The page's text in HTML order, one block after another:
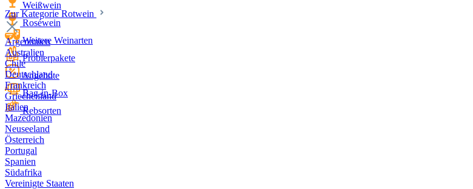
Weißwein
Roséwein
Weitere Weinarten
Probierpakete
Angebote
Bag-in-Box
Rebsorten
Zur Kategorie Rotwein
Argentinien
Australien
Chile
Deutschland
Frankreich
Griechenland
Italien
Mazedonien
Neuseeland
Österreich
Portugal
Spanien
Südafrika
Vereinigte Staaten